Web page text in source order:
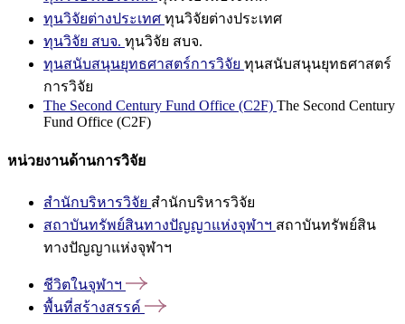
ทุนวิจัยต่างประเทศ ทุนวิจัยต่างประเทศ
ทุนวิจัย สบจ. ทุนวิจัย สบจ.
ทุนสนับสนุนยุทธศาสตร์การวิจัย ทุนสนับสนุนยุทธศาสตร์
การวิจัย
The Second Century Fund Office (C2F) The Second Century
Fund Office (C2F)
หน่วยงานด้านการวิจัย
สำนักบริหารวิจัย สำนักบริหารวิจัย
สถาบันทรัพย์สินทางปัญญาแห่งจุฬาฯ สถาบันทรัพย์สิน
ทางปัญญาแห่งจุฬาฯ
ชีวิตในจุฬาฯ
พื้นที่สร้างสรรค์